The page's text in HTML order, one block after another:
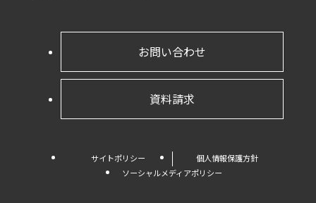
お問い合わせ
資料請求
サイトポリシー
個人情報保護方針
ソーシャルメディアポリシー